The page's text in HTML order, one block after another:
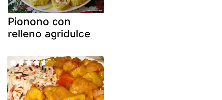
Pionono con
relleno agridulce